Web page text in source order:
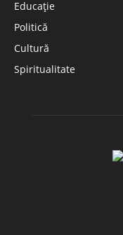
Educație
Politică
Cultură
Spiritualitate